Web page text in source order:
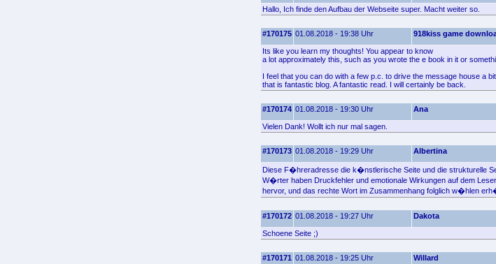
Hallo, Ich finde den Aufbau der Webseite super. Macht weiter so.
#170175 01.08.2018 - 19:38 Uhr 918kiss game
Its like you learn my thoughts! You appear to know
a lot approximately this, such as you wrote the e book in it or
I feel that you can do with a few p.c. to drive the message house a
that is fantastic blog. A fantastic read. I will certainly be back.
#170174 01.08.2018 - 19:30 Uhr Ana
Vielen Dank! Wollt ich nur mal sagen.
#170173 01.08.2018 - 19:29 Uhr Albertina
Diese F�hreradresse die k�nstlerische Seite und die strukturelle
W�rter haben Druckfehler und emotionale Wirkungen auf dem
hervor, und das rechte Wort im Zusammenhang folglich w�hlen
#170172 01.08.2018 - 19:27 Uhr Dakota
Schoene Seite ;)
#170171 01.08.2018 - 19:25 Uhr Willard